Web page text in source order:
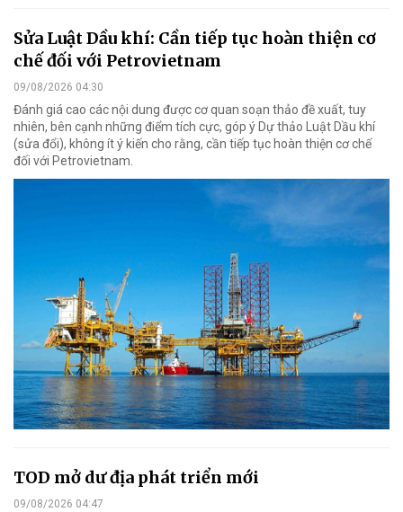
Sửa Luật Dầu khí: Cần tiếp tục hoàn thiện cơ
chế đối với Petrovietnam
09/08/2026 04:30
Đánh giá cao các nội dung được cơ quan soạn thảo đề xuất, tuy
nhiên, bên cạnh những điểm tích cực, góp ý Dự thảo Luật Dầu khí
(sửa đổi), không ít ý kiến cho rằng, cần tiếp tục hoàn thiện cơ chế
đối với Petrovietnam.
TOD mở dư địa phát triển mới
09/08/2026 04:47